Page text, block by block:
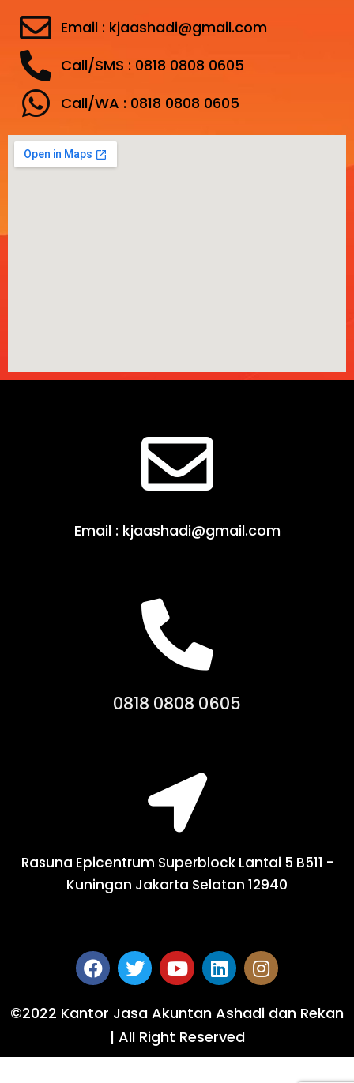
Email : kjaashadi@gmail.com
Call/SMS : 0818 0808 0605
Call/WA : 0818 0808 0605
Email : kjaashadi@gmail.com
0818 0808 0605
Rasuna Epicentrum Superblock Lantai 5 B511 -
Kuningan Jakarta Selatan 12940
©2022 Kantor Jasa Akuntan Ashadi dan Rekan
| All Right Reserved